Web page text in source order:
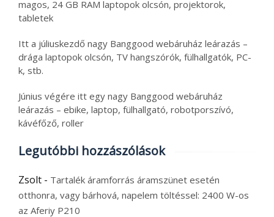
magos, 24 GB RAM laptopok olcsón, projektorok,
tabletek
Itt a júliuskezdő nagy Banggood webáruház leárazás –
drága laptopok olcsón, TV hangszórók, fülhallgatók, PC-
k, stb.
Június végére itt egy nagy Banggood webáruház
leárazás – ebike, laptop, fülhallgató, robotporszívó,
kávéfőző, roller
Legutóbbi hozzászólások
Zsolt - Tartalék áramforrás áramszünet esetén
otthonra, vagy bárhová, napelem töltéssel: 2400 W-os
az Aferiy P210